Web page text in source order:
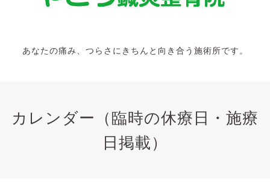
あなたの痛み、つらさにきちんと向き合う施術所です。
カレンダー（臨時の休療日・施療
日掲載）